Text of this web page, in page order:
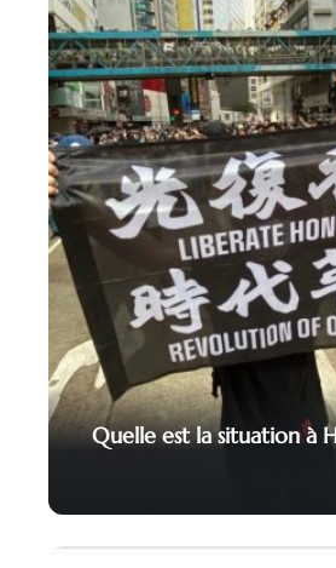
Quelle est la situation à